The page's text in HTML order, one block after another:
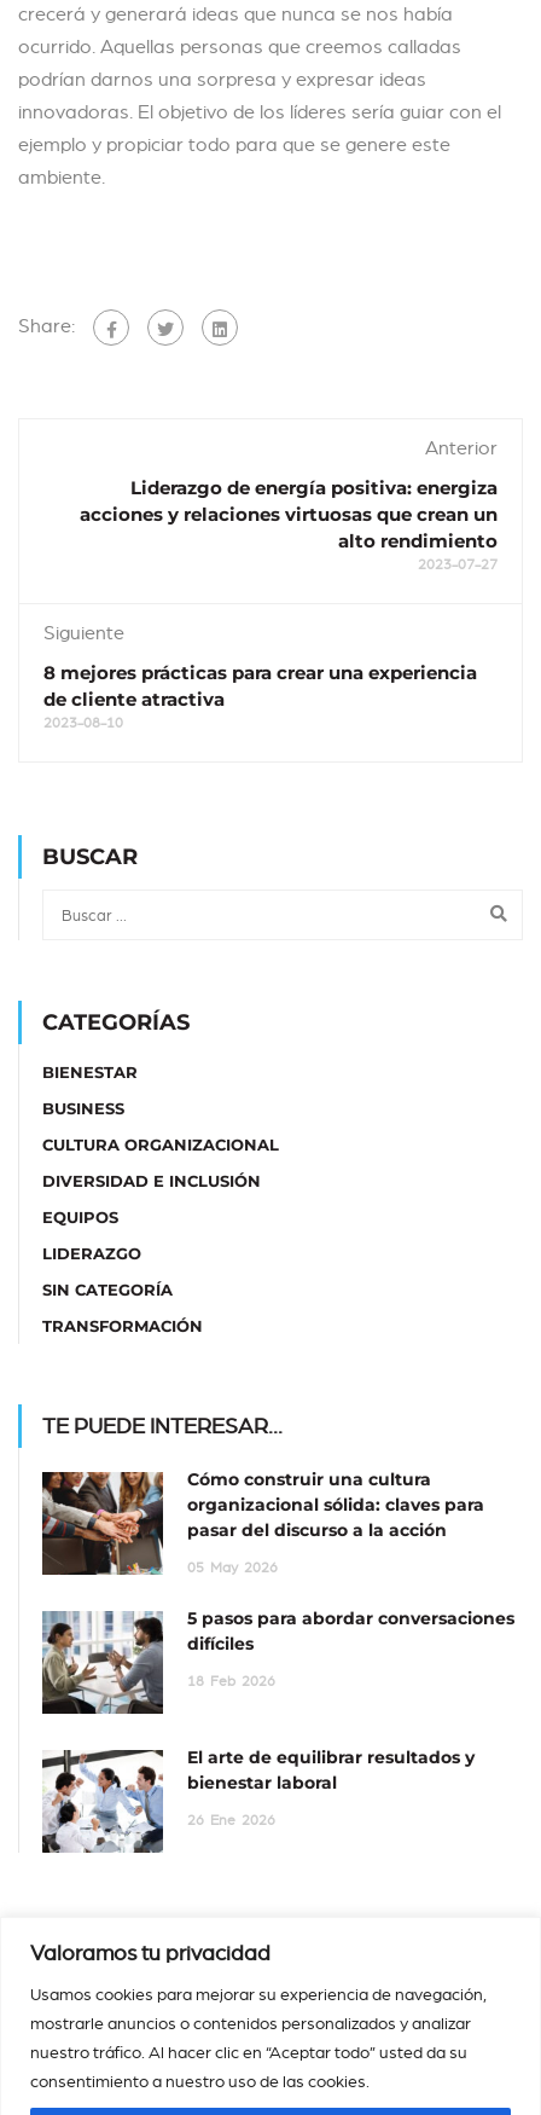
Valoramos tu privacidad
Usamos cookies para mejorar su experiencia de navegación,
mostrarle anuncios o contenidos personalizados y analizar
nuestro tráfico. Al hacer clic en “Aceptar todo” usted da su
consentimiento a nuestro uso de las cookies.
crecerá y generará ideas que nunca se nos había
ocurrido. Aquellas personas que creemos calladas
podrían darnos una sorpresa y expresar ideas
innovadoras. El objetivo de los líderes sería guiar con el
ejemplo y propiciar todo para que se genere este
ambiente.
Share:
Anterior
Liderazgo de energía positiva: energiza
acciones y relaciones virtuosas que crean un
alto rendimiento
2023-07-27
Siguiente
8 mejores prácticas para crear una experiencia
de cliente atractiva
2023-08-10
BUSCAR
CATEGORÍAS
BIENESTAR
BUSINESS
CULTURA ORGANIZACIONAL
DIVERSIDAD E INCLUSIÓN
EQUIPOS
LIDERAZGO
SIN CATEGORÍA
TRANSFORMACIÓN
TE PUEDE INTERESAR...
Cómo construir una cultura
organizacional sólida: claves para
pasar del discurso a la acción
05 May 2026
5 pasos para abordar conversaciones
difíciles
18 Feb 2026
El arte de equilibrar resultados y
bienestar laboral
26 Ene 2026